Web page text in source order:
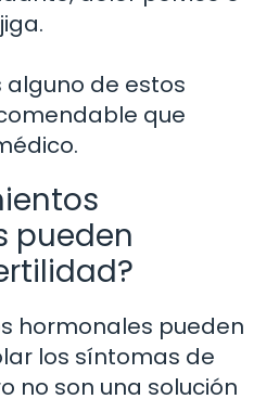
alguno de estos
que
pueden
hormonales pueden
los síntomas de
no son una solución